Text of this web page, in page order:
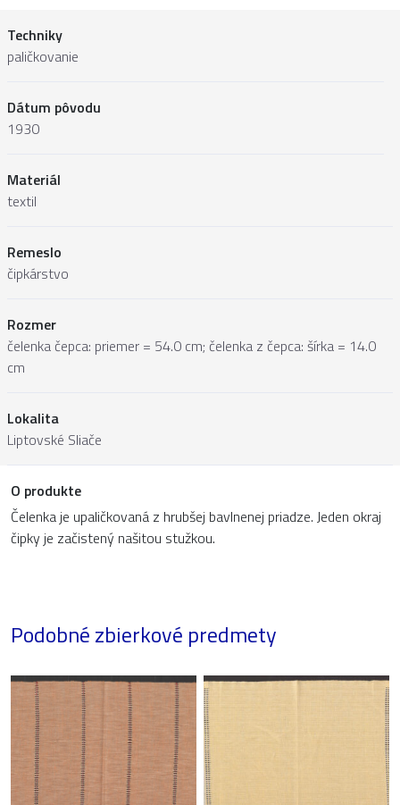
Techniky
paličkovanie
Dátum pôvodu
1930
Materiál
textil
Remeslo
čipkárstvo
Rozmer
čelenka čepca: priemer = 54.0 cm; čelenka z čepca: šírka = 14.0
cm
Lokalita
Liptovské Sliače
O produkte
Čelenka je upaličkovaná z hrubšej bavlnenej priadze. Jeden okraj
čipky je začistený našitou stužkou.
Podobné zbierkové predmety